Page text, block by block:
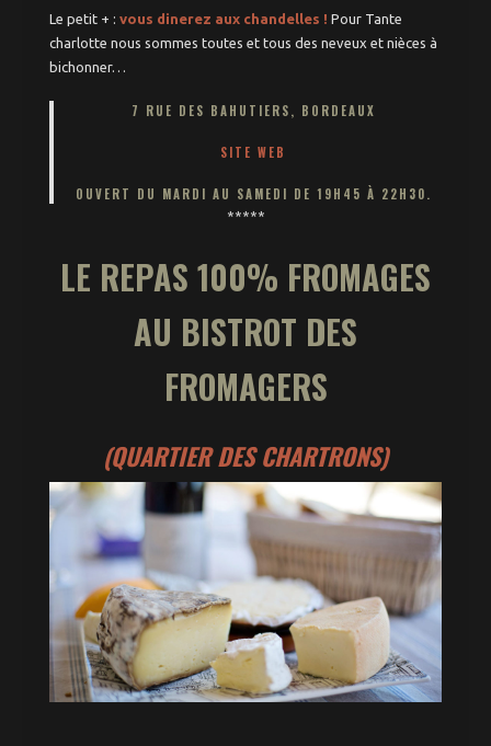
Le petit + : vous dinerez aux chandelles ! Pour Tante
charlotte nous sommes toutes et tous des neveux et nièces à
bichonner…
7 RUE DES BAHUTIERS, BORDEAUX
SITE WEB
OUVERT DU MARDI AU SAMEDI DE 19H45 À 22H30.
*****
LE REPAS 100% FROMAGES
AU BISTROT DES
FROMAGERS
(QUARTIER DES CHARTRONS)